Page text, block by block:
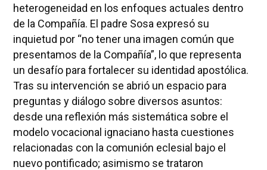
heterogeneidad en los enfoques actuales dentro
de la Compañía. El padre Sosa expresó su
inquietud por “no tener una imagen común que
presentamos de la Compañía”, lo que representa
un desafío para fortalecer su identidad apostólica.
Tras su intervención se abrió un espacio para
preguntas y diálogo sobre diversos asuntos:
desde una reflexión más sistemática sobre el
modelo vocacional ignaciano hasta cuestiones
relacionadas con la comunión eclesial bajo el
nuevo pontificado; asimismo se trataron